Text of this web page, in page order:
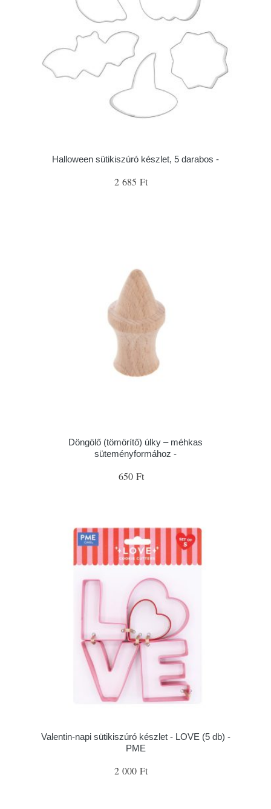
Halloween sütikiszúró készlet, 5 darabos -
2 685 Ft
Döngölő (tömörítő) úlky – méhkas
süteményformához -
650 Ft
Valentin-napi sütikiszúró készlet - LOVE (5 db) -
PME
2 000 Ft